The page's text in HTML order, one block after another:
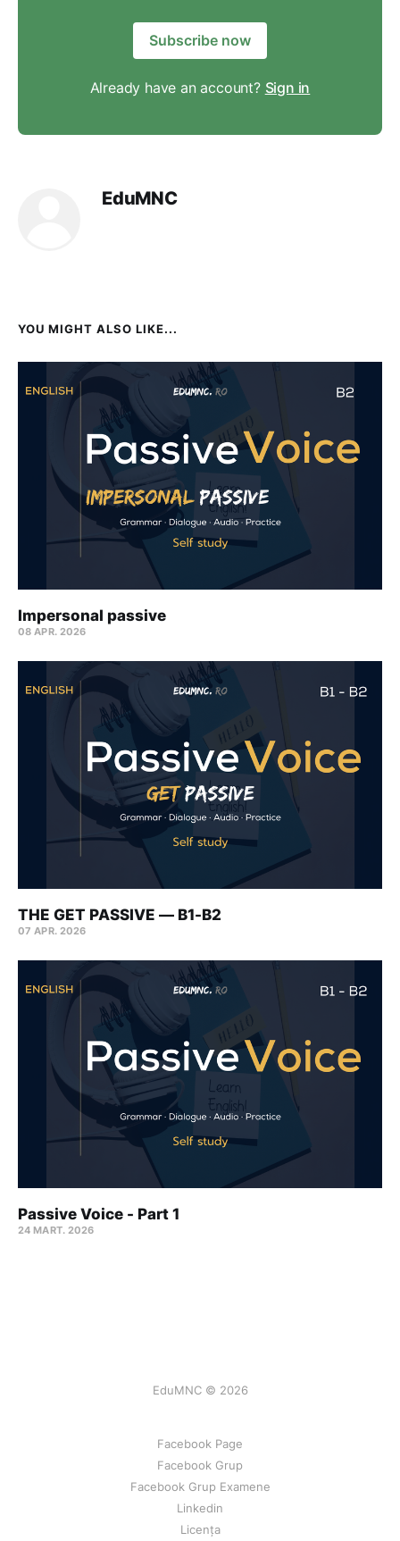
Subscribe now
Already have an account? Sign in
EduMNC
YOU MIGHT ALSO LIKE...
Impersonal passive
08 APR. 2026
THE GET PASSIVE — B1-B2
07 APR. 2026
Passive Voice - Part 1
24 MART. 2026
EduMNC © 2026
Facebook Page
Facebook Grup
Facebook Grup Examene
Linkedin
Licența